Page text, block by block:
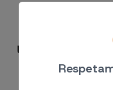
Un experto de